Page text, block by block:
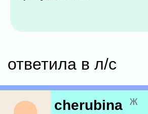
ответила в л/с
cherubina ж